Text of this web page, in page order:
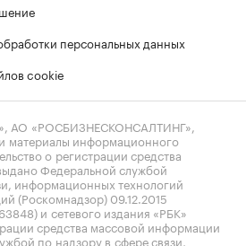
персональных данных
cookie
АО «РОСБИЗНЕСКОНСАЛТИНГ»,
материалы информационного
о регистрации средства
Федеральной службой
информационных технологий
(Роскомнадзор) 09.12.2015
и сетевого издания «РБК»
средства массовой информации
по надзору в сфере связи,